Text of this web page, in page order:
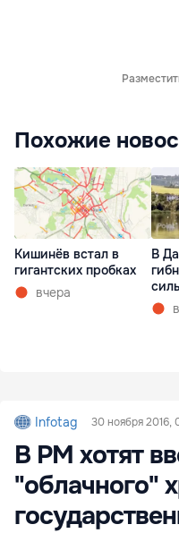
Похожие
Кишинёв встал в
гигантских пробках
вчера
В
Infotag 30 ноября 2016,
В РМ хотят
"облачного"